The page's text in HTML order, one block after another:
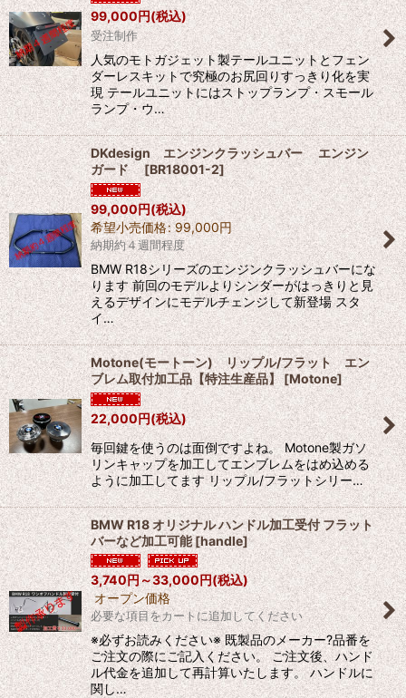
99,000円(税込)
受注制作
人気のモトガジェット製テールユニットとフェン
ダーレスキットで究極のお尻回りすっきり化を実
現 テールユニットにはストップランプ・スモール
ランプ・ウ…
DKdesign エンジンクラッシュバー エンジン
ガード[BR18001-2]
99,000円(税込)
希望小売価格: 99,000円
納期約４週間程度
BMW R18シリーズのエンジンクラッシュバーにな
ります 前回のモデルよりシンダーがはっきりと見
えるデザインにモデルチェンジして新登場 スタ
イ…
Motone(モートーン) リップル/フラット エン
ブレム取付加工品【特注生産品】 [Motone]
22,000円(税込)
毎回鍵を使うのは面倒ですよね。 Motone製ガソ
リンキャップを加工してエンブレムをはめ込める
ように加工してます リップル/フラットシリー…
BMW R18 オリジナル ハンドル加工受付 フラット
バーなど加工可能[handle]
3,740円～33,000円(税込)
オープン価格
必要な項目をカートに追加してください
※必ずお読みください※ 既製品のメーカー?品番を
ご注文の際にご記入ください。 ご注文後、ハンド
ル代金を追加して再計算いたします。 ハンドルに
関し…